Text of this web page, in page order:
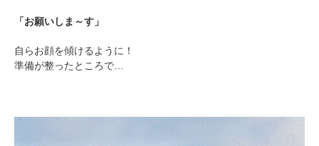
「お願いしま～す」
自らお顔を傾けるように！
準備が整ったところで…